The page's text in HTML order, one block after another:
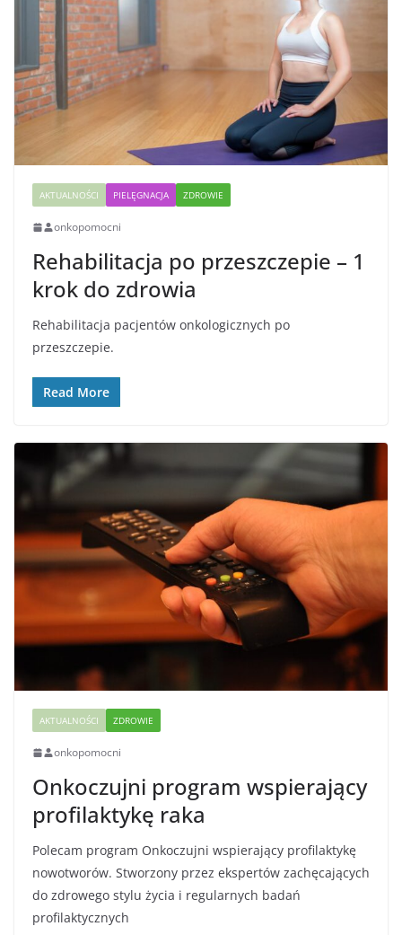
AKTUALNOŚCI PIELĘGNACJA ZDROWIE
onkopomocni
Rehabilitacja po przeszczepie – 1
krok do zdrowia
Rehabilitacja pacjentów onkologicznych po
przeszczepie.
Read More
AKTUALNOŚCI ZDROWIE
onkopomocni
Onkoczujni program wspierający
profilaktykę raka
Polecam program Onkoczujni wspierający profilaktykę
nowotworów. Stworzony przez ekspertów zachęcających
do zdrowego stylu życia i regularnych badań
profilaktycznych